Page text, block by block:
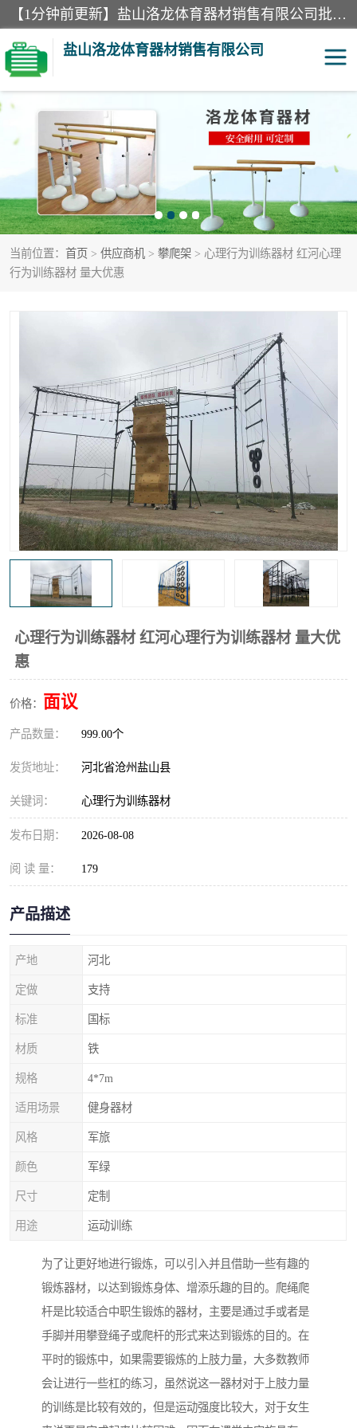
【1分钟前更新】盐山洛龙体育器材销售有限公司批量供应：300米障碍器材、400米障碍器材、部队训练器材、双杠、体操垫、舞蹈把杆等产品。盐山洛龙体育器材销售有限公司经过多年的发展，集研发，生产，销售，售后服务为一体. 奉行“质量，信誉，服务”的宗旨，以开拓创新的精神和真诚守信的态度积极进取。
盐山洛龙体育器材销售有限公司
当前位置： 首页 > 供应商机 > 攀爬架 > 心理行为训练器材 红河心理
行为训练器材 量大优惠
心理行为训练器材 红河心理行为训练器材 量大优
惠
价格： 面议
产品数量： 999.00个
发货地址： 河北省沧州盐山县
关键词： 心理行为训练器材
发布日期： 2026-08-08
阅 读 量： 179
产品描述
产地 河北
定做 支持
标准 国标
材质 铁
规格 4*7m
适用场景 健身器材
风格 军旅
颜色 军绿
尺寸 定制
用途 运动训练
为了让更好地进行锻炼，可以引入并且借助一些有趣的
锻炼器材，以达到锻炼身体、增添乐趣的目的。爬绳爬
杆是比较适合中职生锻炼的器材，主要是通过手或者是
手脚并用攀登绳子或爬杆的形式来达到锻炼的目的。在
平时的锻炼中，如果需要锻炼的上肢力量，大多数教师
会让进行一些杠的练习，虽然说这一器材对于上肢力量
的训练是比较有效的，但是运动强度比较大，对于女生
单双杠 舞蹈把杆
400米障碍器材 体操垫
300米障碍器材 攀爬架
塑胶跑道 400米障碍器材1